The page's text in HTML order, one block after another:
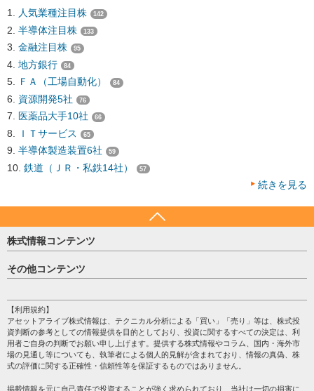
人気業種注目株 142
半導体注目株 133
金融注目株 95
地方銀行 84
ＦＡ（工場自動化） 84
資源開発5社 76
医薬品大手10社 66
ＩＴサービス 65
半導体製造装置6社 59
鉄道（ＪＲ・私鉄14社） 57
続きを見る
株式情報コンテンツ
日経平均
売買シグナル
株テーマ情報
海外市況
投資カレンダー
格付け情報
その他コンテンツ
個人情報保護方針
プライバシーポリシー
会社案内
サイトマップ
【利用規約】
アセットアライブ株式情報は、テクニカル分析による「買い」「売り」等は、株式投
資判断の参考としての情報提供を目的としており、投資に関するすべての決定は、利
用者ご自身の判断でお願い申し上げます。提供する株式情報やコラム、国内・海外市
場の見通し等についても、執筆者による個人的見解が含まれており、情報の真偽、株
式の評価に関する正確性・信頼性等を保証するものではありません。
掲載情報を元に自己責任で投資することが強く求められており、当社は一切の損害に